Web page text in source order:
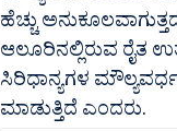
ಹೆಚ್ಚು
ಆಲೂರಿನಲ್ಲಿರುವ ರೈತ
ಸಿರಿಧಾನ್ಯಗಳ
ಮಾಡುತ್ತಿದೆ ಎಂದರು.